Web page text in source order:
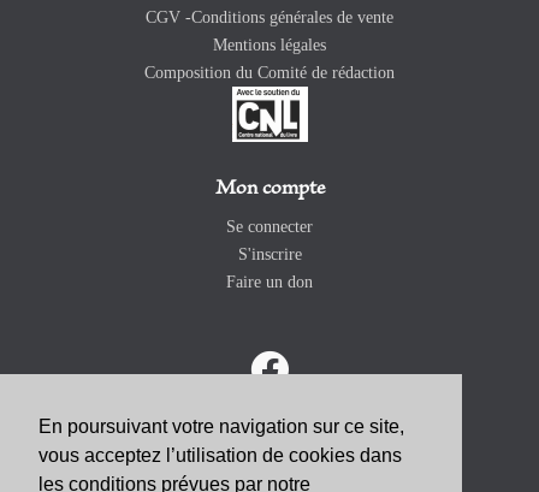
En poursuivant votre navigation sur ce site,
vous acceptez l’utilisation de cookies dans
les conditions prévues par notre
CGV -Conditions générales de vente
Mentions légales
Composition du Comité de rédaction
Mon compte
Se connecter
S'inscrire
Faire un don
ABONNEZ-VOUS